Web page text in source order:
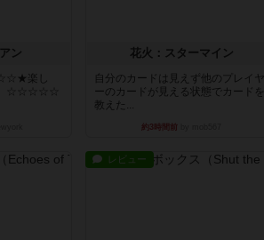
ン
楽し
☆☆☆☆☆
花火：スターマイン
自分のカードは見えず他のプレイヤ
ーのカードが見える状態でカードを
教えた...
約3時間前
レビュー